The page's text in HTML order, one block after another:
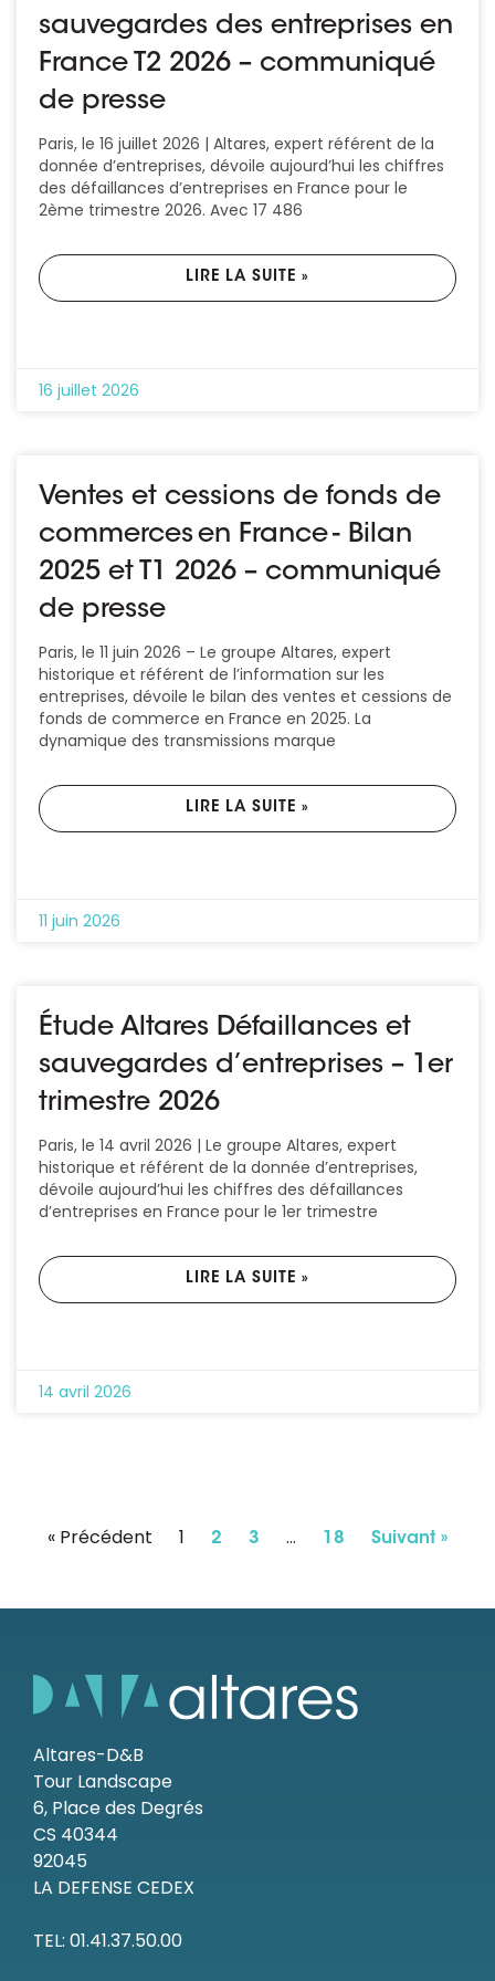
sauvegardes des entreprises en
France T2 2026 – communiqué
de presse
Paris, le 16 juillet 2026 | Altares, expert référent de la
donnée d’entreprises, dévoile aujourd’hui les chiffres
des défaillances d’entreprises en France pour le
2ème trimestre 2026. Avec 17 486
LIRE LA SUITE »
16 juillet 2026
Ventes et cessions de fonds de
commerces en France - Bilan
2025 et T1 2026 – communiqué
de presse
Paris, le 11 juin 2026 – Le groupe Altares, expert
historique et référent de l’information sur les
entreprises, dévoile le bilan des ventes et cessions de
fonds de commerce en France en 2025. La
dynamique des transmissions marque
LIRE LA SUITE »
11 juin 2026
Étude Altares Défaillances et
sauvegardes d’entreprises – 1er
trimestre 2026
Paris, le 14 avril 2026 | Le groupe Altares, expert
historique et référent de la donnée d’entreprises,
dévoile aujourd’hui les chiffres des défaillances
d’entreprises en France pour le 1er trimestre
LIRE LA SUITE »
14 avril 2026
« Précédent 1 2 3 … 18 Suivant »
Altares-D&B
Tour Landscape
6, Place des Degrés
CS 40344
92045
LA DEFENSE CEDEX
TEL: 01.41.37.50.00